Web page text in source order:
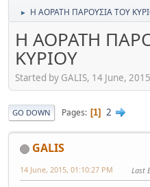
► Η ΑΟΡΑΤΗ ΠΑΡΟΥΣΙΑ ΤΟΥ
Η ΑΟΡΑΤΗ
ΚΥΡΙΟΥ
Started by GALIS, 14 June,
GO DOWN Pages 1 2
GALIS
14 June, 2015, 01:10:27 PM Last